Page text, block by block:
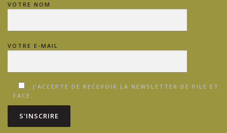
VOTRE NOM
VOTRE E-MAIL
J’ACCEPTE DE RECEVOIR LA NEWSLETTER DE PILE ET
FACE.